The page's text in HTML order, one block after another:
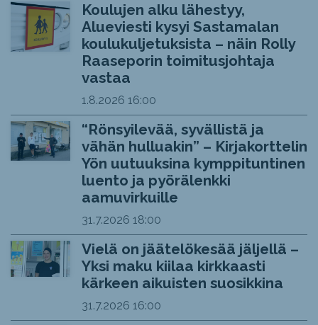
Koulujen alku lähestyy,
Alueviesti kysyi Sastamalan
koulukuljetuksista – näin Rolly
Raaseporin toimitusjohtaja
vastaa
1.8.2026 16:00
“Rönsyilevää, syvällistä ja
vähän hulluakin” – Kirjakorttelin
Yön uutuuksina kymppituntinen
luento ja pyörälenkki
aamuvirkuille
31.7.2026 18:00
Vielä on jäätelökesää jäljellä –
Yksi maku kiilaa kirkkaasti
kärkeen aikuisten suosikkina
31.7.2026 16:00